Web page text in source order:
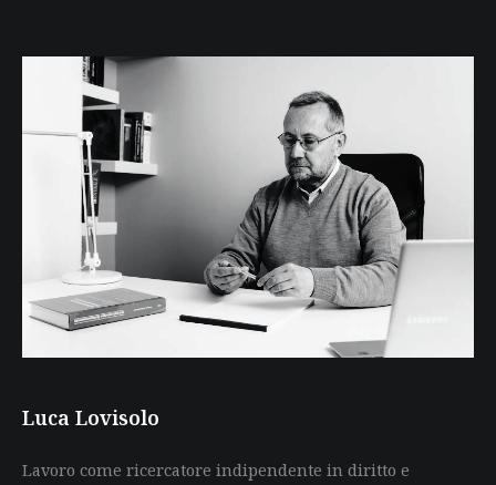
Luca Lovisolo
Lavoro come ricercatore indipendente in diritto e